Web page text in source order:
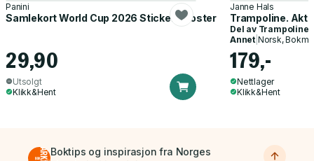
Panini
Samlekort World Cup 2026 Sticker Booster
29,90
Utsolgt
Klikk&Hent
Janne Hals
Trampoline.
Del av Trampoline
Annet| Norsk,
179,-
Nettlager
Klikk&Hent
Boktips og inspirasjon fra Norges